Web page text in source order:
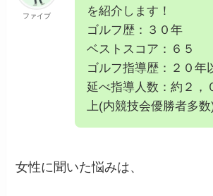
ファイブ
を紹介します！
ゴルフ歴：３０年
ベストスコア：６５
ゴルフ指導歴：２０年
延べ指導人数：約２，
上(内競技会優勝者多数
女性に聞いた悩みは、